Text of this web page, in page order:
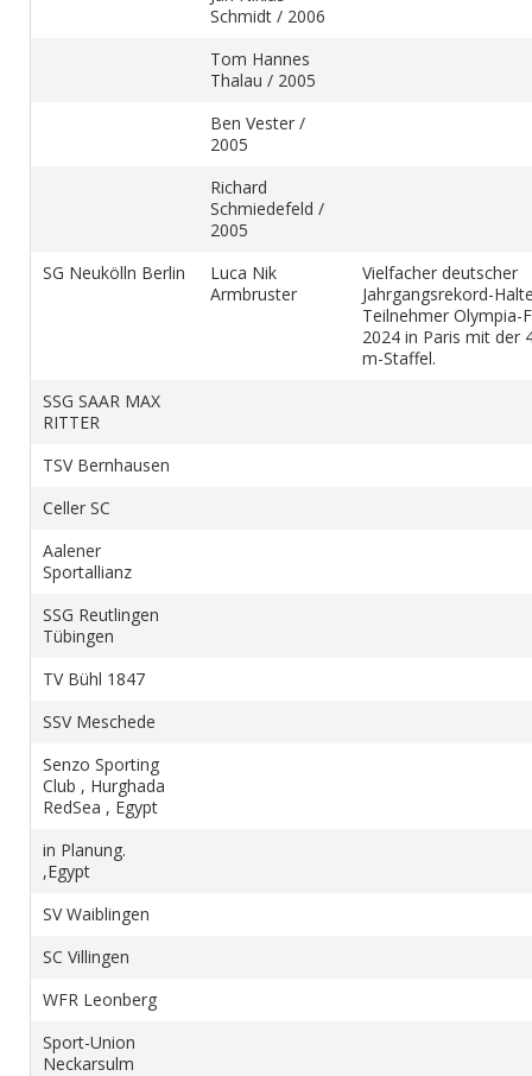
Schmidt / 2006
Tom Hannes
Thalau / 2005
Ben Vester /
2005
Richard
Schmiedefeld /
2005
SG Neukölln Berlin
Luca Nik
Armbruster
Vielfacher deutscher
Jahrgangsrekord-
Teilnehmer Olympia-
2024 in Paris mit der
m-Staffel.
SSG SAAR MAX
RITTER
TSV Bernhausen
Celler SC
Aalener
Sportallianz
SSG Reutlingen
Tübingen
TV Bühl 1847
SSV Meschede
Senzo Sporting
Club , Hurghada
RedSea , Egypt
in Planung.
,Egypt
SV Waiblingen
SC Villingen
WFR Leonberg
Sport-Union
Neckarsulm